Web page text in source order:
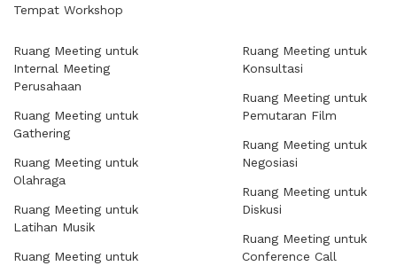
Tempat Workshop
Ruang Meeting untuk
Internal Meeting
Perusahaan
Ruang Meeting untuk
Gathering
Ruang Meeting untuk
Olahraga
Ruang Meeting untuk
Latihan Musik
Ruang Meeting untuk
Ruang Meeting untuk
Konsultasi
Ruang Meeting untuk
Pemutaran Film
Ruang Meeting untuk
Negosiasi
Ruang Meeting untuk
Diskusi
Ruang Meeting untuk
Conference Call